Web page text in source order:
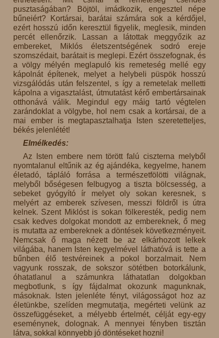
pusztaságában? Böjtöl, imádkozik, engesztel népe
bűneiért? Kortársai, barátai számára sok a kérdőjel,
ezért hosszú időn keresztül figyelik, meglesik, minden
percét ellenőrzik. Lassan a látottak meggyőzik az
embereket, Miklós életszentségének sodró ereje
szomszédait, barátait is meglepi. Ezért összefognak, és
a völgy mélyén meglapuló kis remeteség mellé egy
kápolnát építenek, melyet a helybeli püspök hosszú
vizsgálódás után felszentel, s így a remetelak melletti
kápolna a vigasztalást, útmutatást kérő embertársainak
otthonává válik. Megindul egy máig tartó végtelen
zarándoklat a völgybe, hol nem csak a kortársai, de a
mai ember is megtapasztalhatja Isten szeretetteljes,
békés jelenlétét!
Elmélkedés:
Az Isten embere nem törött falú ciszterna melyből
nyomtalanul eltűnik az ég ajándéka, kegyelme, hanem
életadó, tápláló forrása a természetfölötti világnak,
melyből bőségesen felbugyog a tiszta bölcsesség, a
sebeket gyógyító ír melyet oly sokan keresnek, s
melyért az emberek szívesen, messzi földről is útra
kelnek. Szent Miklóst is sokan fölkeresték, pedig nem
csak kedves dolgokat mondott az embereknek, ő meg
is mutatta az embereknek a döntések következményeit.
Nemcsak ő maga nézett be az elkárhozott lelkek
világába, hanem Isten kegyelmével láthatóvá is tette a
bűnben élő testvéreinek a pokol borzalmait. Nem
vagyunk rosszak, de sokszor sötétben botorkálunk,
óhatatlanul a számunkra láthatatlan dolgokban
megbotlunk, s így fájdalmat okozunk magunknak,
másoknak. Isten jelenléte fényt, világosságot hoz az
életünkbe, szelíden megmutatja, megérteti velünk az
összefüggéseket, a mélyebb értelmét, célját egy-egy
eseménynek, dolognak. A mennyei fényben tisztán
látva, sokkal könnyebb jó döntéseket hozni!